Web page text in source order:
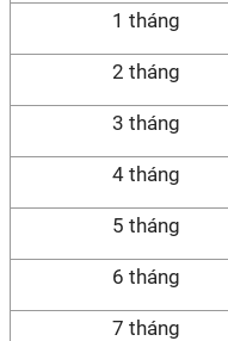
1 tháng
2 tháng
3 tháng
4 tháng
5 tháng
6 tháng
7 tháng